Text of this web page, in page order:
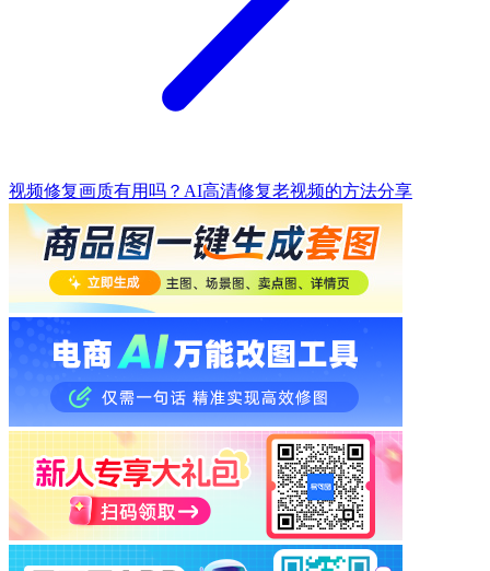
视频修复画质有用吗？AI高清修复老视频的方法分享